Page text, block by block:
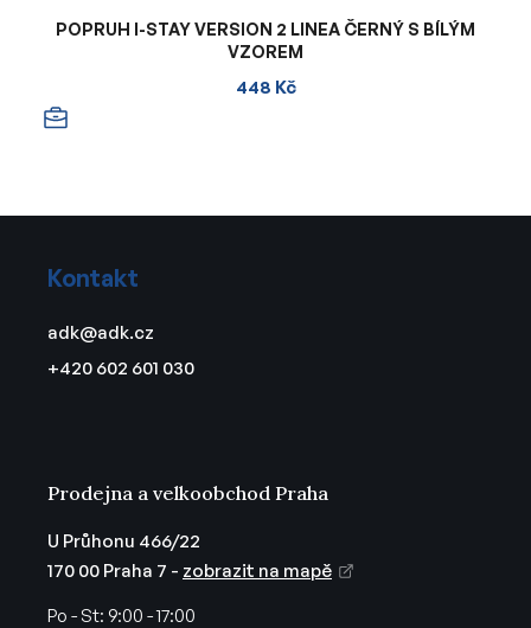
POPRUH I-STAY VERSION 2 LINEA ČERNÝ S BÍLÝM
VZOREM
448 Kč
Kontakt
adk@adk.cz
+420 602 601 030
Prodejna a velkoobchod Praha
U Průhonu 466/22
170 00 Praha 7 - zobrazit na mapě
Po - St: 9:00 - 17:00